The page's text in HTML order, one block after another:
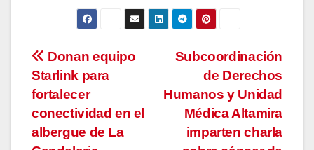
Navegación
de
entradas
Subcoordinación
de Derechos
Humanos y Unidad
Médica Altamira
imparten charla
Donan equipo
Starlink para
fortalecer
conectividad en el
albergue de La